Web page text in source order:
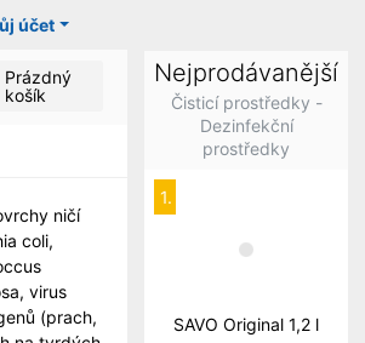
účet
Prázdný
košík
ničí
coli,
virus
(prach,
Nejprodávanější
Čisticí prostředky -
Dezinfekční
prostředky
1.
SAVO Original 1,2 l